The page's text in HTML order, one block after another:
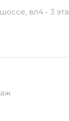
вл4 - 3